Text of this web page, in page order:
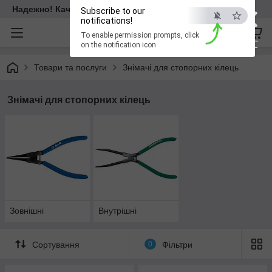
×
ESC
Subscribe to our
notifications!
To enable permission prompts, click
on the notification icon
Надежно! Качественно! Для всех!
Товари та послуги Знімачі для стопорних кілець
Знімачі для стопорних кілець
Зовнішні Внутрішні
Сортування 0 Фільтри